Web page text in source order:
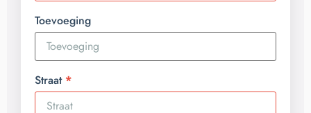
Toevoeging
Straat